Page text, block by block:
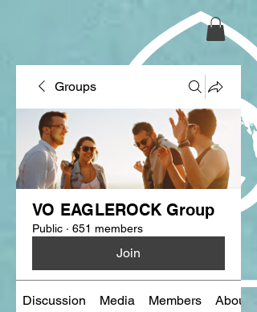
Groups
VO EAGLEROCK Group
Public · 651 members
Join
Discussion Media Members About